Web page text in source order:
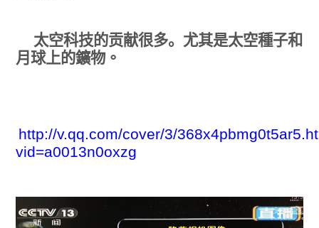
太空科技的贡献很多。 尤其是太空種子和
月球上的鑛物。
http://v.qq.com/cover/3/
vid=a0013n0oxzg